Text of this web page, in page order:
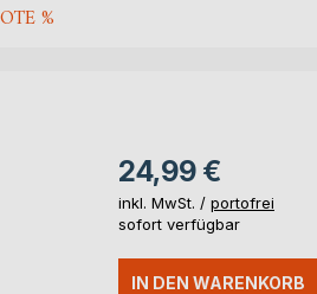
%
24,99 €
inkl. MwSt. / portofrei
sofort verfügbar
IN DEN WARENKORB